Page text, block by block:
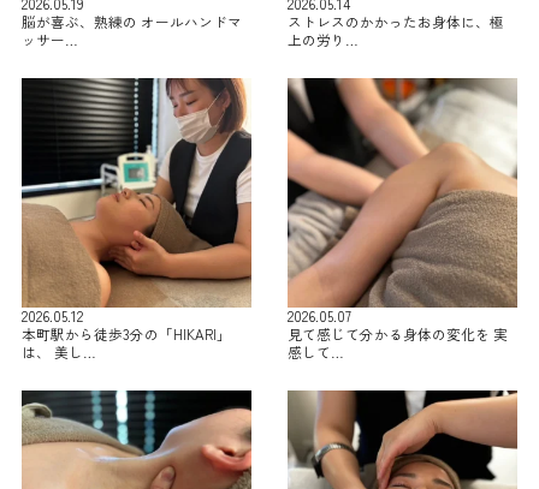
脳が喜ぶ、熟練の オールハンドマ
ッサー…
ストレスのかかったお身体に、極
上の労り…
2026.05.12
本町駅から徒歩3分の「HIKARI」
は、 美し…
2026.05.07
見て感じて分かる身体の変化を 実
感して…